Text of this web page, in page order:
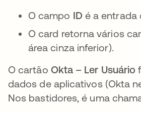
O campo ID é a entrada
O card retorna vários
área cinza inferior).
O cartão Okta – Ler Usuário
dados de aplicativos (Okta
Nos bastidores, é uma